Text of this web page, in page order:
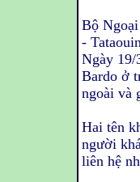
Bộ
-
Ngày 19/
Bardo ở
ngoài và
Hai tên
người
liên hệ